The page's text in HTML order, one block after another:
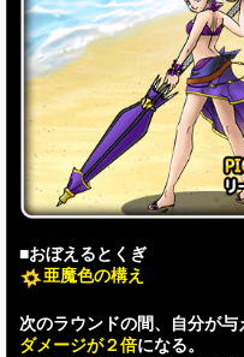
■おぼえるとくぎ
亜魔色の構え
次のラウンドの間、自分が与
ダメージが２倍になる。